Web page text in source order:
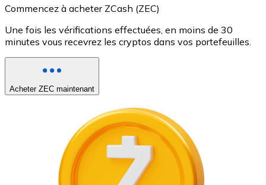
Commencez à acheter ZCash (ZEC)
Une fois les vérifications effectuées, en moins de 30
minutes vous recevrez les cryptos dans vos portefeuilles.
Acheter ZEC maintenant